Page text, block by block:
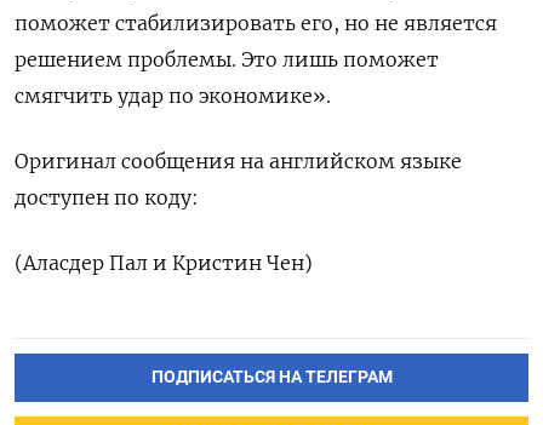
поможет стабилизировать его, но ​не ⁠является
решением проблемы. Это лишь поможет
‌смягчить удар по экономике».
Оригинал сообщения ‌на английском языке
доступен ​по коду:
(Аласдер Пал ‌и Кристин Чен)
ПОДПИСАТЬСЯ НА ТЕЛЕГРАМ